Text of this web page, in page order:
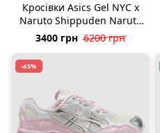
Кросівки Asics Gel NYC x
Naruto Shippuden Naruto
Uzumaki
3400 грн 6200 грн
-45%